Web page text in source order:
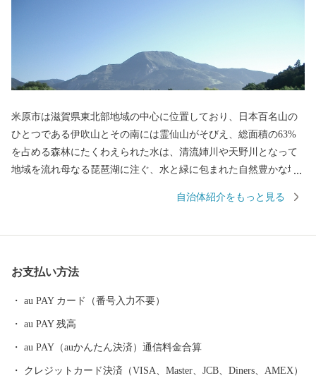
米原市は滋賀県東北部地域の中心に位置しており、日本百名山の
ひとつである伊吹山とその南には霊仙山がそびえ、総面積の63%
を占める森林にたくわえられた水は、清流姉川や天野川となって
地域を流れ母なる琵琶湖に注ぐ、水と緑に包まれた自然豊かな地
長岡のゲンジボタル、醒井の梅花藻など美しい自然や貴重な動植
す。 米原市のふるさと納税では近江牛やシュラフ、グランピング
自治体紹介をもっと見る
お支払い方法
au PAY カード（番号入力不要）
au PAY 残高
au PAY（auかんたん決済）通信料金合算
クレジットカード決済（VISA、Master、JCB、Diners、AMEX）